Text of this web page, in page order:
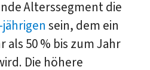
Alterssegment die
sein, dem ein
als 50 % bis zum Jahr
Die höhere